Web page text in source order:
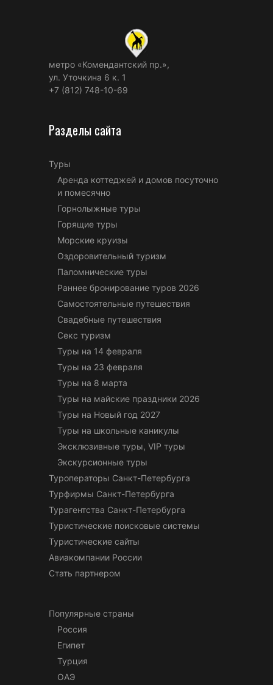
метро «Комендантский пр.»,
ул. Уточкина 6 к. 1
+7 (812) 748-10-69
Разделы сайта
Туры
Аренда коттеджей и домов посуточно
и помесячно
Горнолыжные туры
Горящие туры
Морские круизы
Оздоровительный туризм
Паломнические туры
Раннее бронирование туров 2026
Самостоятельные путешествия
Свадебные путешествия
Секс туризм
Туры на 14 февраля
Туры на 23 февраля
Туры на 8 марта
Туры на майские праздники 2026
Туры на Новый год 2027
Туры на школьные каникулы
Эксклюзивные туры, VIP туры
Экскурсионные туры
Туроператоры Санкт-Петербурга
Турфирмы Санкт-Петербурга
Турагентства Санкт-Петербурга
Туристические поисковые системы
Туристические сайты
Авиакомпании России
Стать партнером
Популярные страны
Россия
Египет
Турция
ОАЭ